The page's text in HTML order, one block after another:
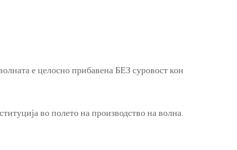
е целосно прибавена БЕЗ суровост кон
во полето на производство на волна.